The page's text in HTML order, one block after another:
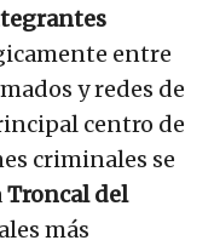
entre
y redes de
centro de
criminales se
Troncal del
más